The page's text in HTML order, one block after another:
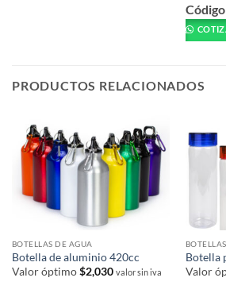
en
página
producto
tiene
opciones
elegir
producto
PRODUCTOS RELACIONADOS
BOTELLAS DE AGUA
Botella de aluminio 420cc
Valor óptimo$2,030 valor sin iva
Botella
Valor